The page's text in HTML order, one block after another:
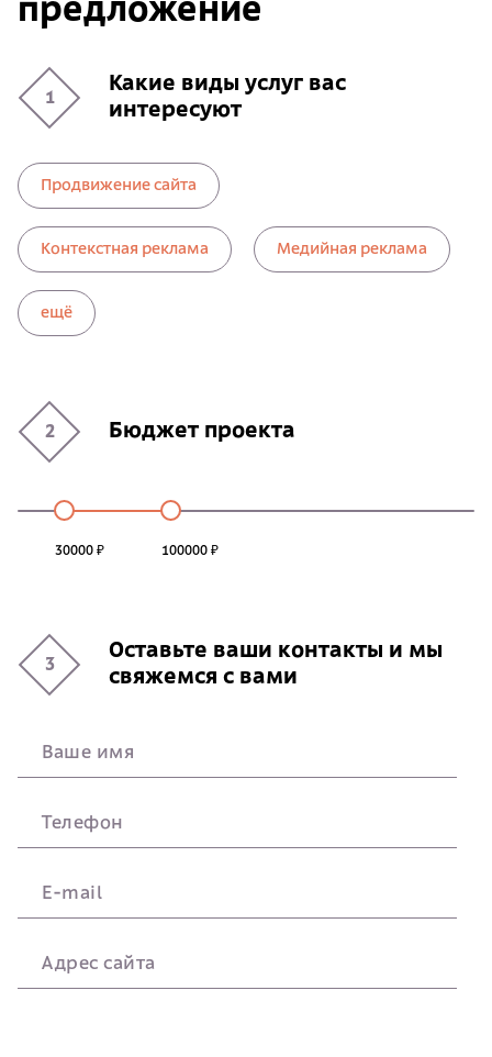
предложение
1
Какие виды услуг вас
интересуют
Продвижение сайта
Контекстная реклама Медийная реклама
ещё
2 Бюджет проекта
30000 ₽ 100000 ₽
3
Оставьте ваши контакты и мы
свяжемся с вами
Ваше имя
Телефон
E-mail
Адрес сайта